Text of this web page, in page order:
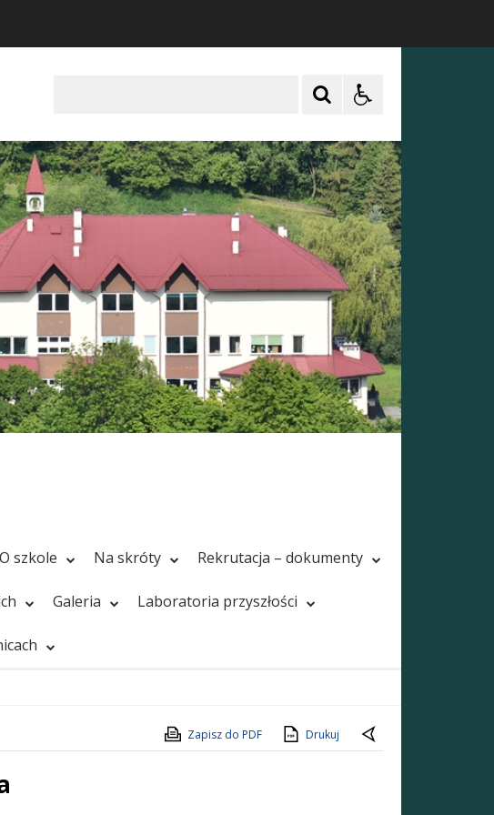
O szkole Na skróty Rekrutacja – dokumenty
Galeria Laboratoria przyszłości
Zapisz do PDF Drukuj